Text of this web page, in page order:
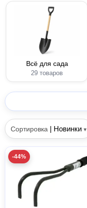
Всё для сада
29 товаров
Сортировка | Новинки ▾
-44%